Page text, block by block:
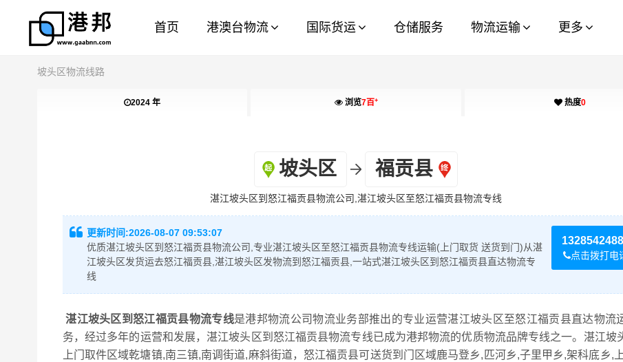
首页 港澳台物流 国际货运 仓储服务 物流运输 更多
坡头区物流线路
2024 年 浏览7百+ 热度0
坡头区 福贡县
湛江坡头区到怒江福贡县物流公司,湛江坡头区至怒江福贡县物流专线
点击拨打电
更新时间:2026-08-07 09:53:07
优质湛江坡头区到怒江福贡县物流公司,专业湛江坡头区至怒江福贡县物流专线运输(上门取货 送货到门)从湛
江坡头区发货运去怒江福贡县,湛江坡头区发物流到怒江福贡县,一站式湛江坡头区到怒江福贡县直达物流专
线
湛江坡头区到怒江福贡县物流专线是港邦物流公司物流业务部推出的专业运营湛江坡头区至怒江福贡县直达物流
务，经过多年的运营和发展，湛江坡头区到怒江福贡县物流专线已成为港邦物流的优质物流品牌专线之一。湛江坡
上门取件区域乾塘镇,南三镇,南调街道,麻斜街道，怒江福贡县可送货到门区域鹿马登乡,匹河乡,子里甲乡,架科底乡,